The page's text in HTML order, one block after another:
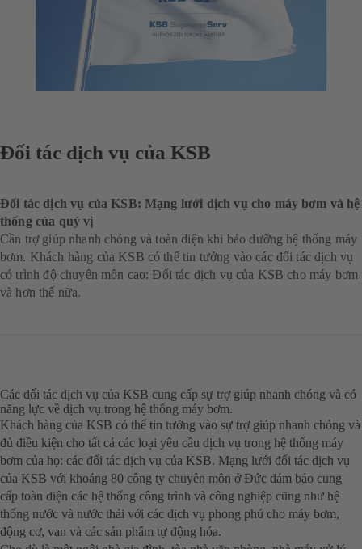
Đối tác dịch vụ của KSB
Đối tác dịch vụ của KSB: Mạng lưới dịch vụ cho máy bơm và hệ
thống của quý vị
Cần trợ giúp nhanh chóng và toàn diện khi bảo dưỡng hệ thống máy
bơm. Khách hàng của KSB có thể tin tưởng vào các đối tác dịch vụ
có trình độ chuyên môn cao: Đối tác dịch vụ của KSB cho máy bơm
và hơn thế nữa.
Các đối tác dịch vụ của KSB cung cấp sự trợ giúp nhanh chóng và có
năng lực về dịch vụ trong hệ thống máy bơm.
Khách hàng của KSB có thể tin tưởng vào sự trợ giúp nhanh chóng và
đủ điều kiện cho tất cả các loại yêu cầu dịch vụ trong hệ thống máy
bơm của họ: các đối tác dịch vụ của KSB. Mạng lưới đối tác dịch vụ
của KSB với khoảng 80 công ty chuyên môn ở Đức đảm bảo cung
cấp toàn diện các hệ thống công trình và công nghiệp cũng như hệ
thống nước và nước thải với các dịch vụ phong phú cho máy bơm,
động cơ, van và các sản phẩm tự động hóa.